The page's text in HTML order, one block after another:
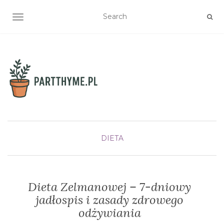
TOGGLE NAVIGATION
DIETA
Dieta Zelmanowej – 7-dniowy
jadłospis i zasady zdrowego
odżywiania